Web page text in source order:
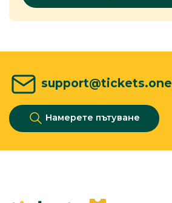
support@tickets.one
Намерете пътуване